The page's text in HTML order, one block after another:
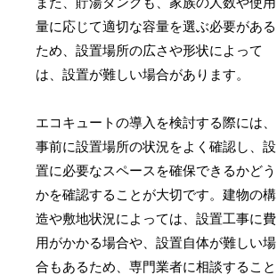
量に応じて適切な容量を選ぶ必要がある
ため、設置場所の広さや形状によって
は、設置が難しい場合があります。
エコキュートの導入を検討する際には、
事前に設置場所の状況をよく確認し、設
置に必要なスペースを確保できるかどう
かを確認することが大切です。建物の構
造や敷地状況によっては、設置工事に費
用がかかる場合や、設置自体が難しい場
合もあるため、専門業者に相談すること